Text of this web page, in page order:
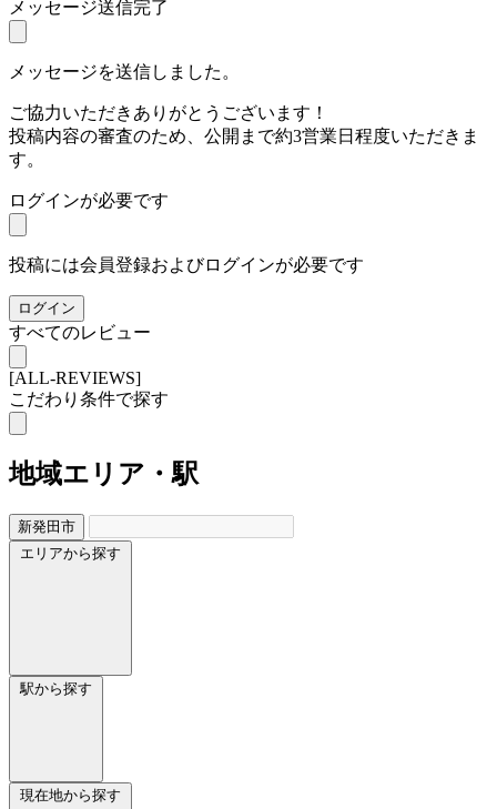
メッセージ送信完了
メッセージを送信しました。
ご協力いただきありがとうございます！
投稿内容の審査のため、公開まで約3営業日程度いただきま
す。
ログインが必要です
投稿には会員登録およびログインが必要です
ログイン
すべてのレビュー
[ALL-REVIEWS]
こだわり条件で探す
地域エリア・駅
新発田市
エリアから探す
駅から探す
現在地から探す